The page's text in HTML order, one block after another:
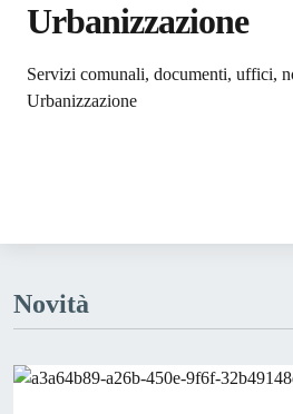
Urbanizzazione
Dettagli
Servizi comunali, documenti, uffici,
Urbanizzazione
Novità